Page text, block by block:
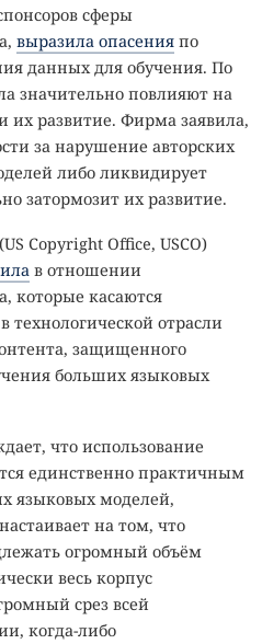
сферы
выразила опасения по
данных для обучения. По
значительно повлияют на
их развитие. Фирма заявила,
за нарушение авторских
либо ликвидирует
затормозит их развитие.
Copyright Office, USCO)
в отношении
которые касаются
технологической отрасли
защищенного
больших языковых
что использование
единственно практичным
языковых моделей,
на том, что
огромный объём
весь корпус
срез всей
когда-либо